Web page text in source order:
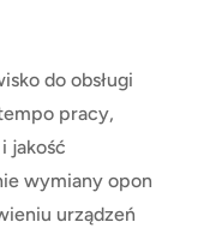
do obsługi
pracy,
jakość
wymiany opon
urządzeń